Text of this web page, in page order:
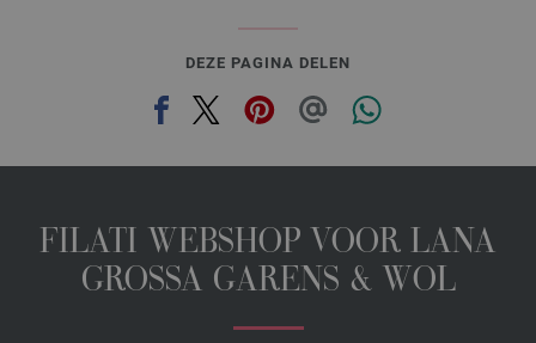
DEZE PAGINA DELEN
FILATI WEBSHOP VOOR LANA
GROSSA GARENS & WOL